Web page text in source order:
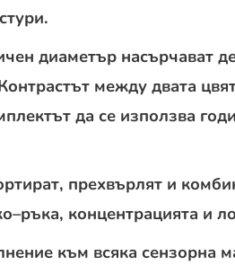
диаметър насърчават
между двата
да се използва
прехвърлят и
концентрацията и
към всяка сензорна